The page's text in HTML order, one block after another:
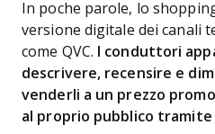
In poche parole, lo
versione digitale dei canali
come QVC.
I conduttori
descrivere, recensire e
venderli a un prezzo
al proprio pubblico tramite